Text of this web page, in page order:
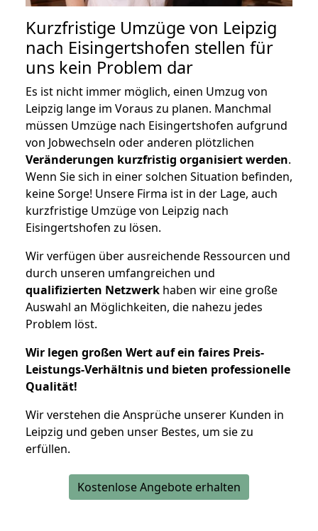
Kurzfristige Umzüge von Leipzig
nach Eisingertshofen stellen für
uns kein Problem dar
Es ist nicht immer möglich, einen Umzug von
Leipzig lange im Voraus zu planen. Manchmal
müssen Umzüge nach Eisingertshofen aufgrund
von Jobwechseln oder anderen plötzlichen
Veränderungen kurzfristig organisiert werden.
Wenn Sie sich in einer solchen Situation befinden,
keine Sorge! Unsere Firma ist in der Lage, auch
kurzfristige Umzüge von Leipzig nach
Eisingertshofen zu lösen.
Wir verfügen über ausreichende Ressourcen und
durch unseren umfangreichen und
qualifizierten Netzwerk haben wir eine große
Auswahl an Möglichkeiten, die nahezu jedes
Problem löst.
Wir legen großen Wert auf ein faires Preis-
Leistungs-Verhältnis und bieten professionelle
Qualität!
Wir verstehen die Ansprüche unserer Kunden in
Leipzig und geben unser Bestes, um sie zu
erfüllen.
Kostenlose Angebote erhalten